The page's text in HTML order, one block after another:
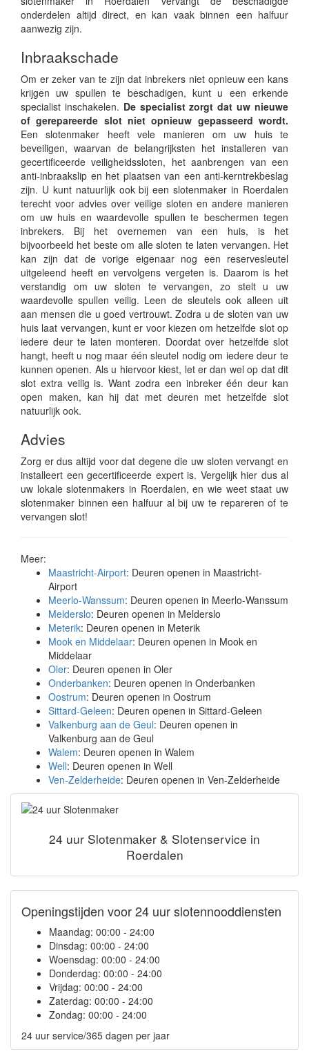
onderdelen altijd direct, en kan vaak binnen een halfuur
aanwezig zijn.
Inbraakschade
Om er zeker van te zijn dat inbrekers niet opnieuw een kans
krijgen uw spullen te beschadigen, kunt u een erkende
specialist inschakelen. De specialist zorgt dat uw nieuwe
of gerepareerde slot niet opnieuw gepasseerd wordt.
Een slotenmaker heeft vele manieren om uw huis te
beveiligen, waarvan de belangrijksten het installeren van
gecertificeerde veiligheidssloten, het aanbrengen van een
anti-inbraakslip en het plaatsen van een anti-kerntrekbeslag
zijn. U kunt natuurlijk ook bij een slotenmaker in Roerdalen
terecht voor advies over veilige sloten en andere manieren
om uw huis en waardevolle spullen te beschermen tegen
inbrekers. Bij het overnemen van een huis, is het
bijvoorbeeld het beste om alle sloten te laten vervangen. Het
kan zijn dat de vorige eigenaar nog een reservesleutel
uitgeleend heeft en vervolgens vergeten is. Daarom is het
verstandig om uw sloten te vervangen, zo stelt u uw
waardevolle spullen veilig. Leen de sleutels ook alleen uit
aan mensen die u goed vertrouwt. Zodra u de sloten van uw
huis laat vervangen, kunt er voor kiezen om hetzelfde slot op
iedere deur te laten monteren. Doordat over hetzelfde slot
hangt, heeft u nog maar één sleutel nodig om iedere deur te
kunnen openen. Als u hiervoor kiest, let er dan wel op dat dit
slot extra veilig is. Want zodra een inbreker één deur kan
open maken, kan hij dat met deuren met hetzelfde slot
natuurlijk ook.
Advies
Zorg er dus altijd voor dat degene die uw sloten vervangt en
installeert een gecertificeerde expert is. Vergelijk hier dus al
uw lokale slotenmakers in Roerdalen, en wie weet staat uw
slotenmaker binnen een halfuur al bij uw te repareren of te
vervangen slot!
Meer:
Maastricht-Airport: Deuren openen in Maastricht-
Airport
Meerlo-Wanssum: Deuren openen in Meerlo-Wanssum
Melderslo: Deuren openen in Melderslo
Meterik: Deuren openen in Meterik
Mook en Middelaar: Deuren openen in Mook en
Middelaar
Oler: Deuren openen in Oler
Onderbanken: Deuren openen in Onderbanken
Oostrum: Deuren openen in Oostrum
Sittard-Geleen: Deuren openen in Sittard-Geleen
Valkenburg aan de Geul: Deuren openen in
Valkenburg aan de Geul
Walem: Deuren openen in Walem
Well: Deuren openen in Well
Ven-Zelderheide: Deuren openen in Ven-Zelderheide
24 uur Slotenmaker & Slotenservice in
Roerdalen
Openingstijden voor 24 uur slotennooddiensten
Maandag: 00:00 - 24:00
Dinsdag: 00:00 - 24:00
Woensdag: 00:00 - 24:00
Donderdag: 00:00 - 24:00
Vrijdag: 00:00 - 24:00
Zaterdag: 00:00 - 24:00
Zondag: 00:00 - 24:00
24 uur service/365 dagen per jaar